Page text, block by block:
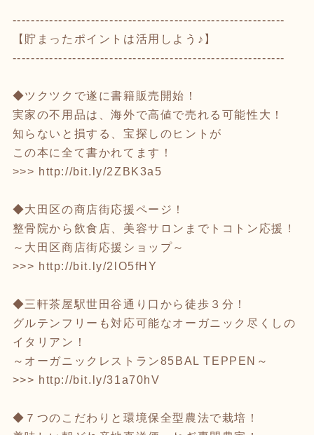
-----------------------------------------------------------
【貯まったポイントは活用しよう♪】
-----------------------------------------------------------
◆ツクツクで遂に書籍販売開始！
実家の不用品は、海外で高値で売れる可能性大！
知らないと損する、宝探しのヒントが
この本に全て書かれてます！
>>> http://bit.ly/2ZBK3a5
◆大田区の商店街応援ページ！
整骨院から飲食店、美容サロンまでトコトン応援！
～大田区商店街応援ショップ～
>>> http://bit.ly/2lO5fHY
◆三軒茶屋駅世田谷通り口から徒歩３分！
グルテンフリーも対応可能なオーガニック尽くしの
イタリアン！
～オーガニックレストラン85BAL TEPPEN～
>>> http://bit.ly/31a70hV
◆７つのこだわりと環境保全型農法で栽培！